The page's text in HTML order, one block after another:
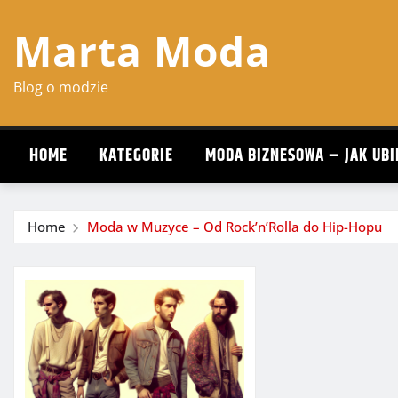
content
Marta Moda
Blog o modzie
HOME KATEGORIE MODA BIZNESOWA – JAK
Home Moda w Muzyce – Od Rock’n’Rolla do Hip-Hopu